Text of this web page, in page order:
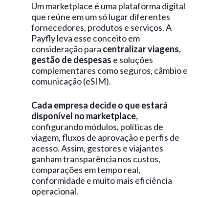
Um marketplace é uma plataforma digital
que reúne em um só lugar diferentes
fornecedores, produtos e serviços. A
Payfly leva esse conceito em
consideração para centralizar viagens,
gestão de despesas e soluções
complementares como seguros, câmbio e
comunicação (eSIM).
Cada empresa decide o que estará
disponível no marketplace,
configurando módulos, políticas de
viagem, fluxos de aprovação e perfis de
acesso. Assim, gestores e viajantes
ganham transparência nos custos,
comparações em tempo real,
conformidade e muito mais eficiência
operacional.